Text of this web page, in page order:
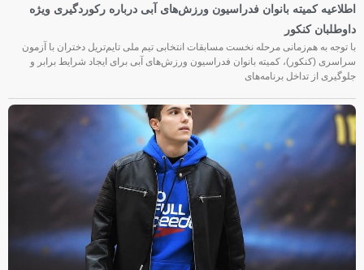
اطلاعیه کمیته بانوان فدراسیون ورزش‌های آبی درباره رکوردگیری ویژه
داوطلبان کنکور
با توجه به هم‌زمانی مرحله نخست مسابقات انتخابی تیم ملی تایم‌تریل دختران با آزمون
سراسری (کنکور)، کمیته بانوان فدراسیون ورزش‌های آبی برای ایجاد شرایط برابر و
جلوگیری از تداخل برنامه‌های